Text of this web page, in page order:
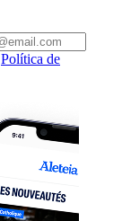
Política de